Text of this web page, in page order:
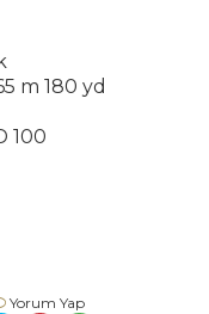
m 180 yd
100
Yorum Yap